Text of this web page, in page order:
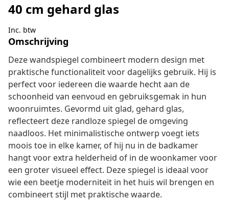
40 cm gehard glas
Inc. btw
Omschrijving
Deze wandspiegel combineert modern design met
praktische functionaliteit voor dagelijks gebruik. Hij is
perfect voor iedereen die waarde hecht aan de
schoonheid van eenvoud en gebruiksgemak in hun
woonruimtes. Gevormd uit glad, gehard glas,
reflecteert deze randloze spiegel de omgeving
naadloos. Het minimalistische ontwerp voegt iets
moois toe in elke kamer, of hij nu in de badkamer
hangt voor extra helderheid of in de woonkamer voor
een groter visueel effect. Deze spiegel is ideaal voor
wie een beetje moderniteit in het huis wil brengen en
combineert stijl met praktische waarde.